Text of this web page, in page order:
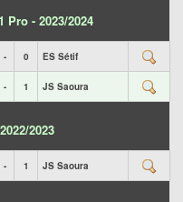
Pro - 2023/2024
- 0 ES Sétif
- 1 JS Saoura
2023
- 1 JS Saoura